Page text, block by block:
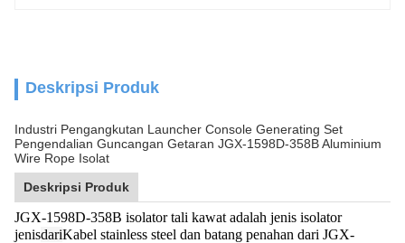
Deskripsi Produk
Industri Pengangkutan Launcher Console Generating Set
Pengendalian Guncangan Getaran JGX-1598D-358B Aluminium
Wire Rope Isolat
Deskripsi Produk
JGX-1598D-358B isolator tali kawat adalah jenis isolator
jenisdariKabel stainless steel dan batang penahan dari JGX-